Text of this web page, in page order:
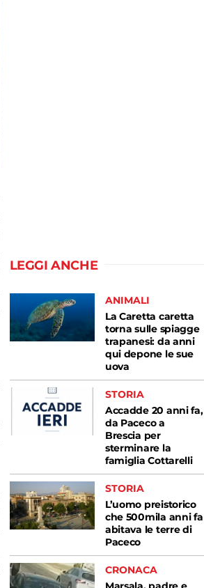
LEGGI ANCHE
ANIMALI
La Caretta caretta
torna sulle spiagge
trapanesi: da anni
qui depone le sue
uova
STORIA
Accadde 20 anni fa,
da Paceco a
Brescia per
sterminare la
famiglia Cottarelli
STORIA
L’uomo preistorico
che 500mila anni fa
abitava le terre di
Paceco
CRONACA